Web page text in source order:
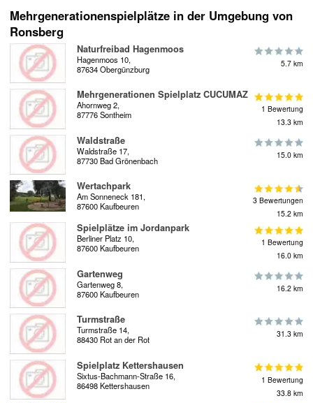
Mehrgenerationenspielplätze in der Umgebung von
Ronsberg
Naturfreibad Hagenmoos
Hagenmoos 10,
87634 Obergünzburg
5.7 km
Mehrgenerationen Spielplatz CUCUMAZ
Ahornweg 2,
87776 Sontheim
1 Bewertung
13.3 km
Waldstraße
Waldstraße 17,
87730 Bad Grönenbach
15.0 km
Wertachpark
Am Sonneneck 181,
87600 Kaufbeuren
3 Bewertungen
15.2 km
Spielplätze im Jordanpark
Berliner Platz 10,
87600 Kaufbeuren
1 Bewertung
16.0 km
Gartenweg
Gartenweg 8,
87600 Kaufbeuren
16.2 km
Turmstraße
Turmstraße 14,
88430 Rot an der Rot
31.3 km
Spielplatz Kettershausen
Sixtus-Bachmann-Straße 16,
86498 Kettershausen
1 Bewertung
33.8 km